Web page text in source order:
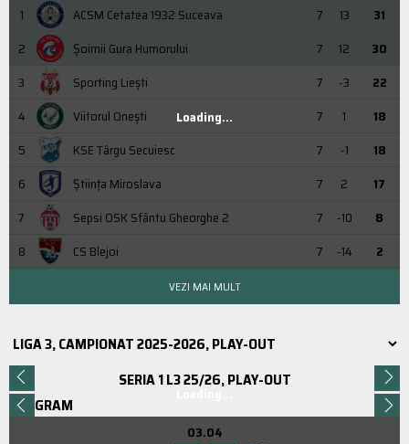
1 ACSM Cetatea 1932 Suceava 7 13
31
2
Şoimii Gura Humorului 7 12
30
3
Sporting Liești 7 -3
22
4
Viitorul Onești 7 1
18
5
KSE Târgu Secuiesc 7 -1
18
6
Știința Miroslava 7 2
17
7
Sepsi OSK Sfântu Gheorghe 2 7 -10
8
8
CS Blejoi 7 -14 2
Loading...
VEZI MAI MULT
SERIA 1 L3 25/26, PLAY-OUT
PROGRAM
03.04